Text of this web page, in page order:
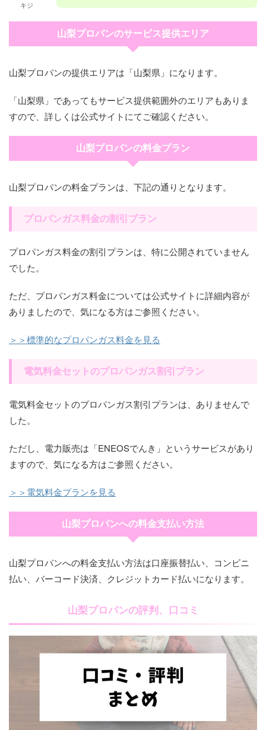
キジ
山梨プロパンのサービス提供エリア
山梨プロパンの提供エリアは「山梨県」になります。
「山梨県」であってもサービス提供範囲外のエリアもありま
すので、詳しくは公式サイトにてご確認ください。
山梨プロパンの料金プラン
山梨プロパンの料金プランは、下記の通りとなります。
プロパンガス料金の割引プラン
プロパンガス料金の割引プランは、特に公開されていません
でした。
ただ、プロパンガス料金については公式サイトに詳細内容が
ありましたので、気になる方はご参照ください。
＞＞標準的なプロパンガス料金を見る
電気料金セットのプロパンガス割引プラン
電気料金セットのプロパンガス割引プランは、ありませんで
した。
ただし、電力販売は「ENEOSでんき」というサービスがあり
ますので、気になる方はご参照ください。
＞＞電気料金プランを見る
山梨プロパンへの料金支払い方法
山梨プロパンへの料金支払い方法は口座振替払い、コンビニ
払い、バーコード決済、クレジットカード払いになります。
山梨プロパンの評判、口コミ